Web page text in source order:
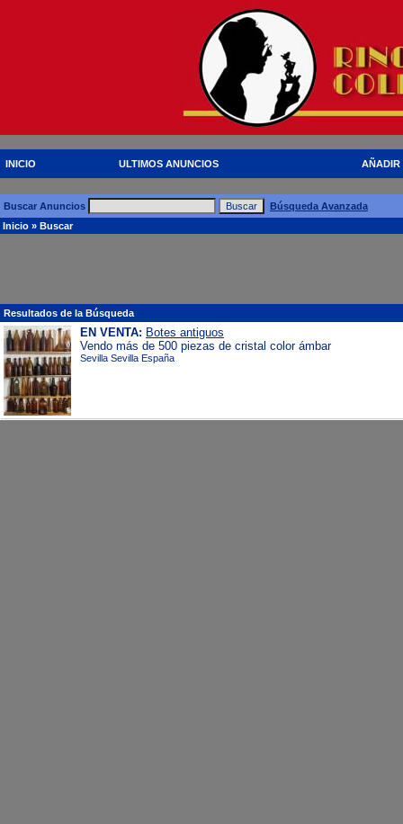
INICIO ULTIMOS ANUNCIOS AÑADIR
Buscar Anuncios
Búsqueda Avanzada
Inicio » Buscar
Resultados de la Búsqueda
EN VENTA: Botes antiguos
Vendo más de 500 piezas de cristal color ámbar
Sevilla Sevilla España